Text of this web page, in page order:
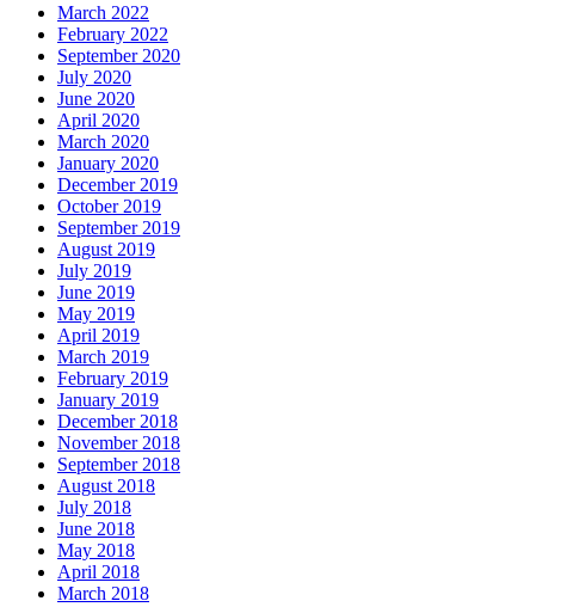
March 2022
February 2022
September 2020
July 2020
June 2020
April 2020
March 2020
January 2020
December 2019
October 2019
September 2019
August 2019
July 2019
June 2019
May 2019
April 2019
March 2019
February 2019
January 2019
December 2018
November 2018
September 2018
August 2018
July 2018
June 2018
May 2018
April 2018
March 2018